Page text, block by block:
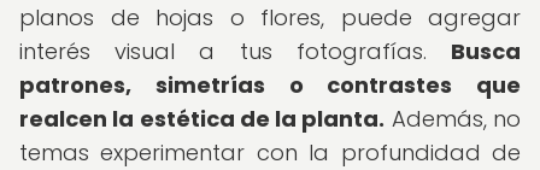
planos de hojas o flores, puede agregar
interés visual a tus fotografías. Busca
patrones, simetrías o contrastes que
realcen la estética de la planta. Además, no
temas experimentar con la profundidad de